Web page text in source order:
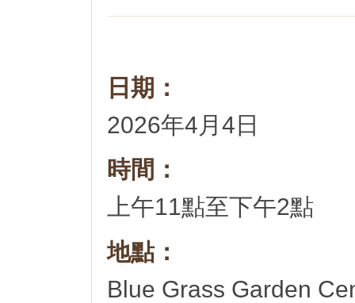
日期：
2026年4月4日
時間：
上午11點至下午2點
地點：
Blue Grass Garden